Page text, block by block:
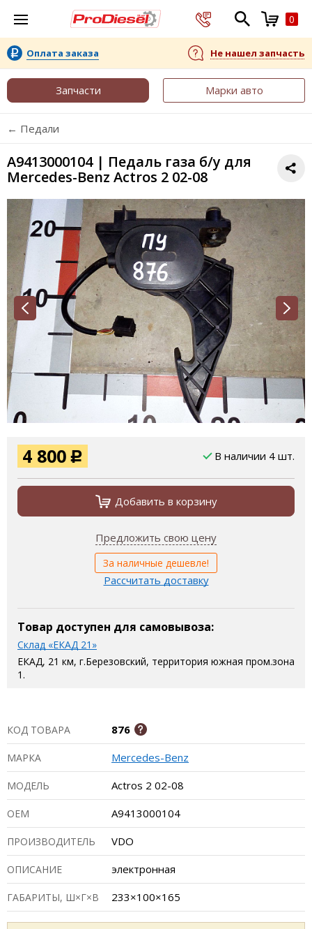
0
Оплата заказа Не нашел запчасть
Запчасти Марки авто
← Педали
A9413000104 | Педаль газа б/у для
Mercedes-Benz Actros 2 02-08
4 800 Р В наличии 4 шт.
Добавить в корзину
Предложить свою цену
За наличные дешевле!
Рассчитать доставку
Товар доступен для самовывоза:
Склад «ЕКАД 21»
ЕКАД, 21 км, г.Березовский, территория южная пром.зона
1.
КОД ТОВАРА 876
МАРКА Mercedes-Benz
МОДЕЛЬ Actros 2 02-08
ОЕМ A9413000104
ПРОИЗВОДИТЕЛЬ VDO
ОПИСАНИЕ электронная
ГАБАРИТЫ, Ш×Г×В 233×100×165